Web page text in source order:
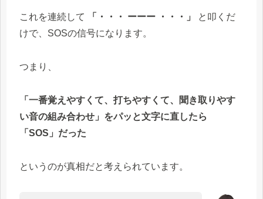
これを連続して 「・・・ ーーー ・・・」
と叩くだ
けで、SOSの信号になります。
つまり、
「一番覚えやすくて、打ちやすくて、聞き取りやす
い音の組み合わせ」をパッと文字に直したら
「SOS」だった
というのが真相だと考えられています。